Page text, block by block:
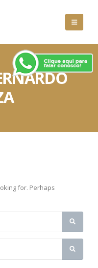
for. Perhaps